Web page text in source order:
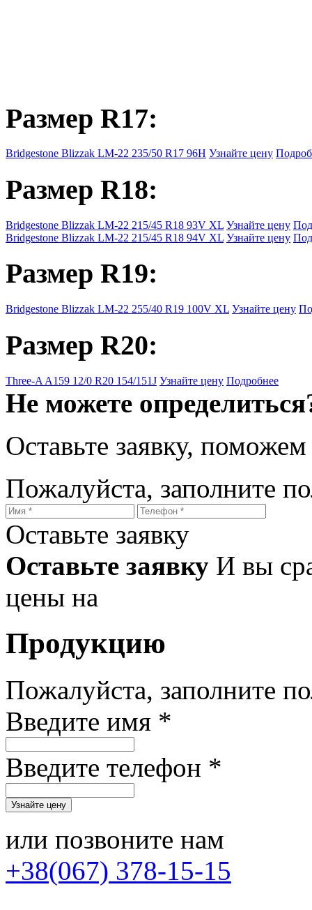
Размер R17:
Bridgestone Blizzak LM-22 235/50 R17 96H Узнайте цену
Размер R18:
Bridgestone Blizzak LM-22 215/45 R18 93V XL Узнайте цену
Bridgestone Blizzak LM-22 215/45 R18 94V XL Узнайте цену
Размер R19:
Bridgestone Blizzak LM-22 255/40 R19 100V XL Узнайте цену
Размер R20:
Three-A A159 12/0 R20 154/151J Узнайте цену Подробнее
Не можете
Оставьте заявку,
Пожалуйста, заполните
Оставьте заявку
Оставьте заявку И вы
цены на
Продукцию
Пожалуйста, заполните
Введите имя *
Введите телефон *
или позвоните нам
+38(067) 378-15-15